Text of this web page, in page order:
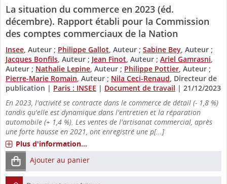
La situation du commerce en 2023 (éd.
décembre). Rapport établi pour la Commission
des comptes commerciaux de la Nation
Insee , Auteur ; Philippe Gallot , Auteur ; Sabine Bey , Auteur ;
Jacques Bonfils , Auteur ; Jean Finot , Auteur ; Ariel Gamrasni
Auteur ; Nathalie Lepine , Auteur ; Philippe Pottier , Auteur ;
Pierre-Marie Romain , Auteur ; Nila Ceci-Renaud , Directeur de
publication | Paris : INSEE | Document de travail | 21/12/2023
En 2023, l'activité se contracte dans le commerce de détail (- 1,8 %)
tandis qu'elle est dynamique dans l'entretien et la réparation
automobile (+ 1,4 %). Les ventes de l'artisanat commercial, après
une forte hausse en 2021, ont enregistré une p[...]
Plus d'information...
Ajouter au panier